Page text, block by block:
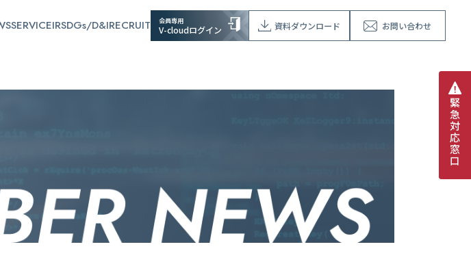
SERVICEIRSDGs/D&IRECRUIT 会員専用
V-cloudログイン 資料ダウンロード お問い合わせ
緊
急
対
応
窓
口